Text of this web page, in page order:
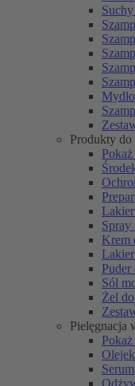
Produkty do
Spray
Krem
Puder
Sól
Żel
Pielęgnacja